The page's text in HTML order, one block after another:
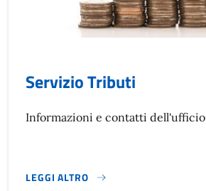
Servizio Tributi
Informazioni e contatti dell'ufficio
LEGGI ALTRO
}